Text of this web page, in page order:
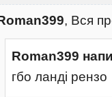
, Вся
Roman399
гбо ланді рензо